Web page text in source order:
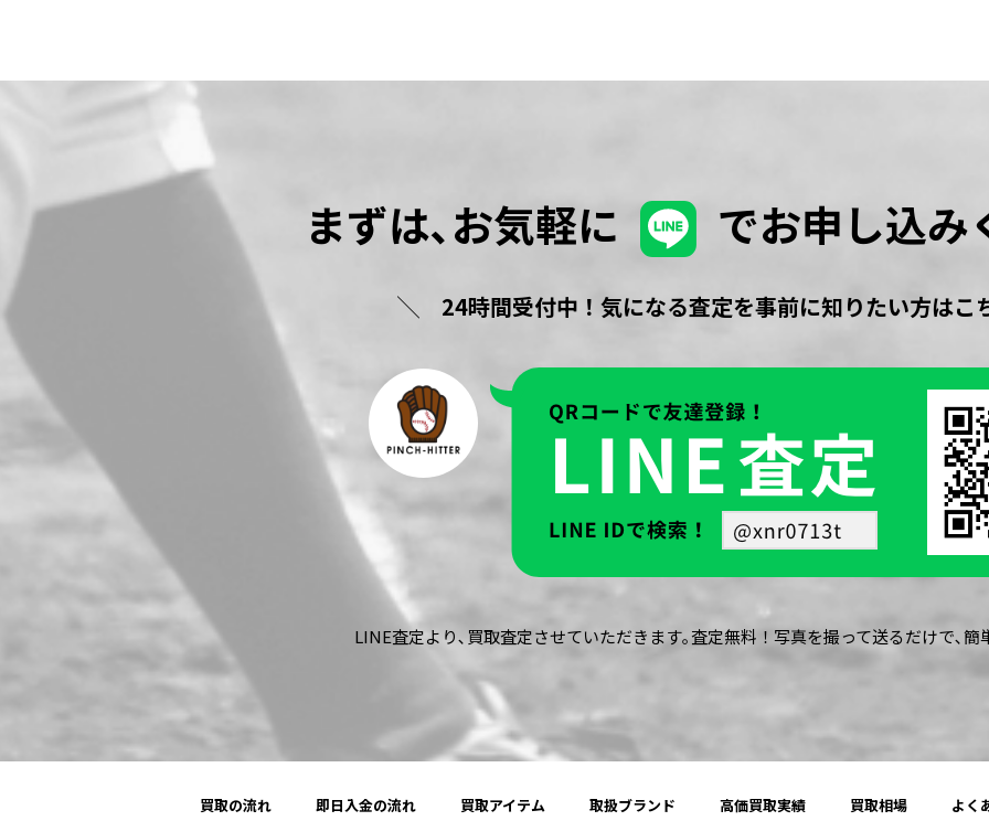
まずは､お気軽に でお申し込み
24時間受付中！気になる査定を事前に知りたい方はこ
LINE査定より､買取査定させていただきます｡査定無料！写真を撮って送るだけで､簡
買取の流れ 即日入金の流れ 買取アイテム 取扱ブランド 高価買取実績 買取相場 よく